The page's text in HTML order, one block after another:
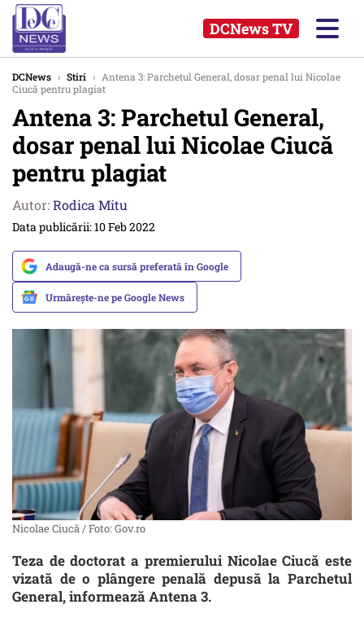
DCNews TV
DCNews › Stiri › Antena 3: Parchetul General, dosar penal lui Nicolae
Ciucă pentru plagiat
Antena 3: Parchetul General,
dosar penal lui Nicolae Ciucă
pentru plagiat
Autor:Rodica Mitu
Data publicării: 10 Feb 2022
Adaugă-ne ca sursă preferată în Google
Urmărește-ne pe Google News
Nicolae Ciucă / Foto: Gov.ro
Teza de doctorat a premierului Nicolae Ciucă este
vizată de o plângere penală depusă la Parchetul
General, informează Antena 3.